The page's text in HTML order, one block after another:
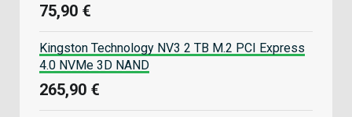
75,90 €
Kingston Technology NV3 2 TB M.2 PCI Express
4.0 NVMe 3D NAND
265,90 €